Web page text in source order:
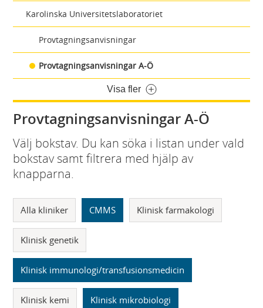
Karolinska Universitetslaboratoriet
Provtagningsanvisningar
Provtagningsanvisningar A-Ö
Visa fler
Provtagningsanvisningar A-Ö
Välj bokstav. Du kan söka i listan under vald
bokstav samt filtrera med hjälp av
knapparna.
Alla kliniker CMMS Klinisk farmakologi
Klinisk genetik
Klinisk immunologi/transfusionsmedicin
Klinisk kemi Klinisk mikrobiologi